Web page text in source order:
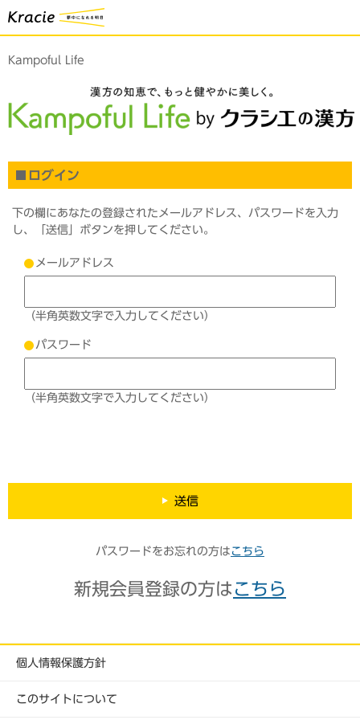
Kampoful Life
ログイン
下の欄にあなたの登録されたメールアドレス、パスワードを入力
し、「送信」ボタンを押してください。
メールアドレス
（半角英数文字で入力してください）
パスワード
（半角英数文字で入力してください）
送信
パスワードをお忘れの方は こちら
新規会員登録の方は こちら
個人情報保護方針
このサイトについて